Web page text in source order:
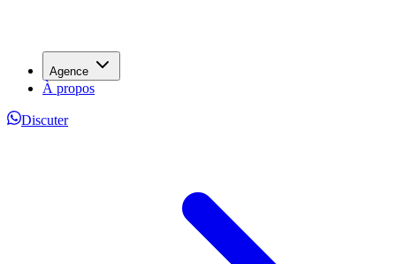
Agence
À propos
Discuter